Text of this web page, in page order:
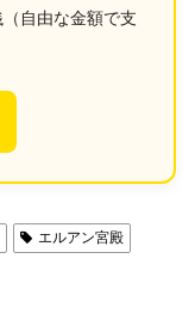
自由な金額で支
エルアン宮殿